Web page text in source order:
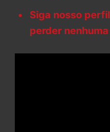
Siga nosso
perder